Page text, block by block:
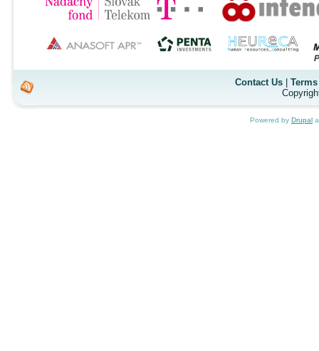
Contact Us|
Powered by Drupal